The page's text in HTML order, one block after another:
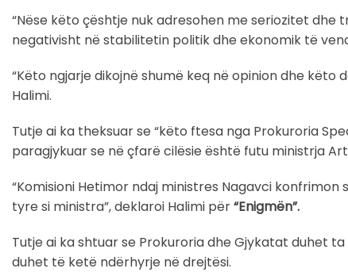
“Nëse këto çështje nuk adresohen me seriozitet
negativisht në stabilitetin politik dhe ekonomik të
“Këto ngjarje dikojnë shumë keq në opinion dhe
Halimi.
Tutje ai ka theksuar se “këto ftesa nga Prokuroria
paragjykuar se në çfarë cilësie është futu ministrja
“Komisioni Hetimor ndaj ministres Nagavci
tyre si ministra”, deklaroi Halimi për“Enigmën”.
Tutje ai ka shtuar se Prokuroria dhe Gjykatat duhet
duhet të ketë ndërhyrje në drejtësi.